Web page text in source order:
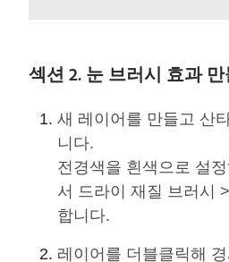
섹션 2. 눈 브러시 효과 만
새 레이어를 만들고 산
니다.
전경색을 흰색으로 설
서 드라이 재질 브러시
합니다.
레이어를 더블클릭해